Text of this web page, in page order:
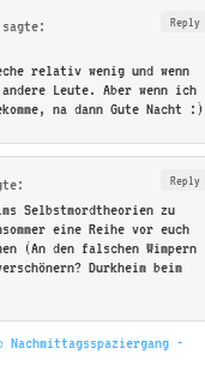
sagte: Reply
relativ wenig und wenn
Leute. Aber wenn ich
na dann Gute Nacht :)
Reply
Selbstmordtheorien zu
eine Reihe vor euch
(An den falschen Wimpern
Durkheim beim
-